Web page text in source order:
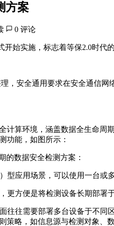
方案
0 评论
开始实施，标志着等保2.0时代
，安全通用要求在安全通信
计算环境，涵盖数据全生命
功能，如图所示：
的数据安全检测方案：
应用场景，可以使用一台或
更方便是将检测设备长期部署
往往需要部署多台设备于不
策略，如信息源与检测对象